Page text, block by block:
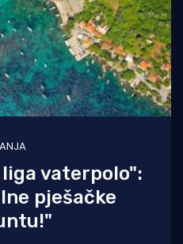
vaterpolo":
pješačke